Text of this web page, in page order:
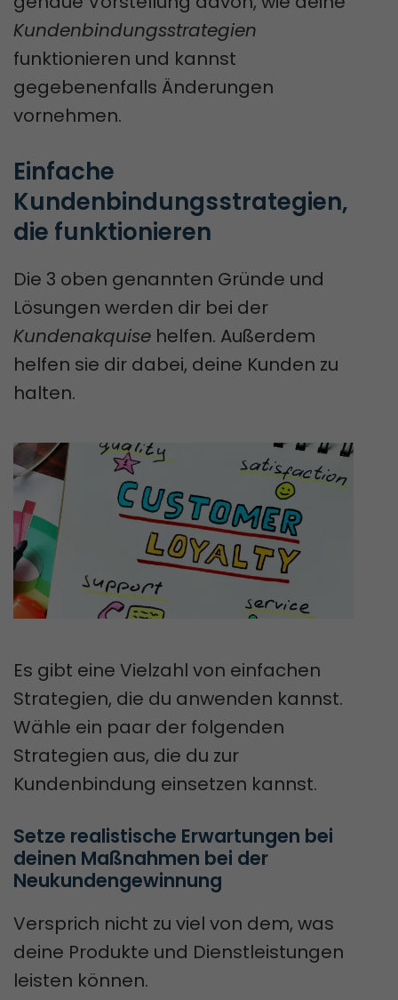
Kundenbindungsstrategien
funktionieren und kannst
gegebenenfalls Änderungen
vornehmen.
Einfache
Kundenbindungsstrategien,
die funktionieren
Die 3 oben genannten Gründe und
Lösungen werden dir bei der
Kundenakquise helfen. Außerdem
helfen sie dir dabei, deine Kunden zu
halten.
Es gibt eine Vielzahl von einfachen
Strategien, die du anwenden kannst.
Wähle ein paar der folgenden
Strategien aus, die du zur
Kundenbindung einsetzen kannst.
Setze realistische Erwartungen bei
deinen Maßnahmen bei der
Neukundengewinnung
Versprich nicht zu viel von dem, was
deine Produkte und Dienstleistungen
leisten können.